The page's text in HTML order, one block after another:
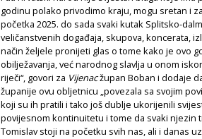
godinu polako privodimo kraju, mogu sretan i
početka 2025. do sada svaki kutak Splitsko-
veličanstvenih događaja, skupova, koncerata,
način željele pronijeti glas o tome kako je ovo
obilježavanja, već narodnog slavlja u onom
riječi“, govori za Vijenacžupan Boban i dodaje
županije ovu obljetnicu „povezala sa svojim
koji su ih pratili i tako još dublje ukorijenili
povijesnom kontinuitetu i tome da svaki njezin
Tomislav stoji na početku svih nas, ali i danas